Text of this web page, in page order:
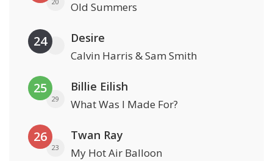
Old Summers
24 Desire
Calvin Harris & Sam Smith
25
29
Billie Eilish
What Was I Made For?
26
23
Twan Ray
My Hot Air Balloon